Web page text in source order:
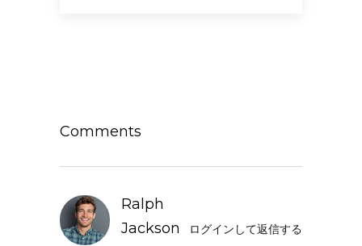
Comments
Ralph
Jackson
ログインして返信する